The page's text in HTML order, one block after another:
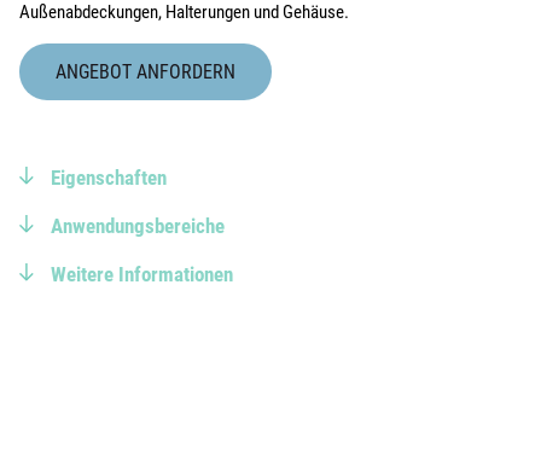
Außenabdeckungen, Halterungen und Gehäuse.
ANGEBOT ANFORDERN
Eigenschaften
Anwendungsbereiche
Weitere Informationen